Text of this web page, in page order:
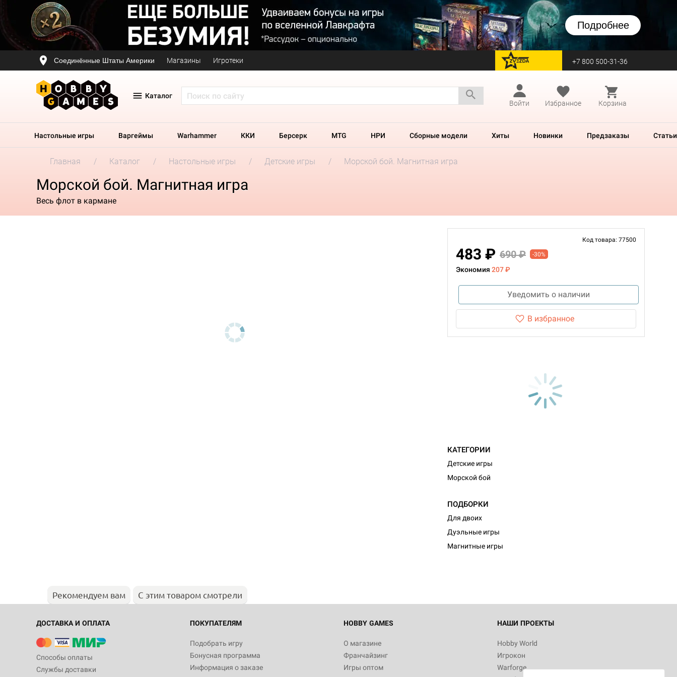
Подробнее
Соединённые Штаты Америки Магазины Игротеки перейти на Zvezda +7 800 500-31-36
Каталог
Войти
Избранное Корзина
Настольные игры Варгеймы Warhammer ККИ Берсерк MTG НРИ Сборные модели Хиты Новинки Предзаказы Статьи
Главная Каталог Настольные игры Детские игры Морской бой. Магнитная игра
Морской бой. Магнитная игра
Весь флот в кармане
Код товара: 77500
483 ₽ 690 ₽ -30%
Экономия 207 ₽
Уведомить о наличии
В избранное
КАТЕГОРИИ
Детские игры
Морской бой
ПОДБОРКИ
Для двоих
Дуэльные игры
Магнитные игры
Рекомендуем вам С этим товаром смотрели
ДОСТАВКА И ОПЛАТА
Способы оплаты
Службы доставки
ПОКУПАТЕЛЯМ
Подобрать игру
Бонусная программа
Информация о заказе
HOBBY GAMES
О магазине
Франчайзинг
Игры оптом
НАШИ ПРОЕКТЫ
Hobby World
Игрокон
Warforge